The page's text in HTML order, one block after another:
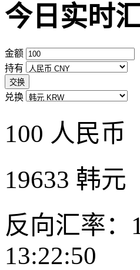
今日实时
金额
持有
交换
兑换
100 人民币
19633 韩元
反向汇率：
13:22:50